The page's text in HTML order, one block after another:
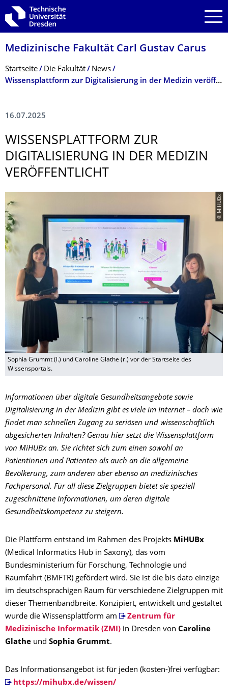
Zur Hauptnavigation springen
Zur Suche springen
Zum Inhalt springen
Medizinische Fakultät Carl Gustav Carus
Breadcrumb-Menü
Startseite Die Fakultät
News
Wissensplattform zur Digitalisierung in der Medizin veröffentlicht
16.07.2025
WISSENSPLATT­FORM ZUR
DIGITALISIERUNG IN DER MEDIZIN
VERÖFFENTLICHT
© MiHUBx
Sophia Grummt (l.) und Caroline Glathe (r.) vor der Startseite des
Wissensportals.
Informationen über digitale Gesundheitsangebote sowie
Digitalisierung in der Medizin gibt es viele im Internet – doch wie
findet man schnellen Zugang zu seriösen und wissenschaftlich
abgesicherten Inhalten? Genau hier setzt die Wissensplattform
von MiHUBx an. Sie richtet sich zum einen sowohl an
Patientinnen und Patienten als auch an die allgemeine
Bevölkerung, zum anderen aber ebenso an medizinisches
Fachpersonal. Für all diese Zielgruppen bietet sie speziell
zugeschnittene Informationen, um deren digitale
Gesundheitskompetenz zu steigern.
Die Plattform entstand im Rahmen des Projekts MiHUBx
(Medical Informatics Hub in Saxony), das vom
Bundesministerium für Forschung, Technologie und
Raumfahrt (BMFTR) gefördert wird. Sie ist die bis dato einzige
im deutschsprachigen Raum für verschiedene Zielgruppen mit
dieser Themenbandbreite. Konzipiert, entwickelt und gestaltet
wurde die Wissensplattform am
Zentrum für
Medizinische Informatik (ZMI) in Dresden von Caroline
Glathe und Sophia Grummt.
Das Informationsangebot ist für jeden (kosten-)frei verfügbar:
https://mihubx.de/wissen/